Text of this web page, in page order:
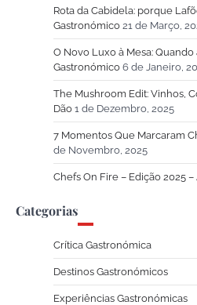
Rota da Cabidela: porque
Gastronómico 21 de Março,
O Novo Luxo à Mesa:
Gastronómico 6 de Janeiro,
The Mushroom Edit: Vinhos,
Dão 1 de Dezembro, 2025
7 Momentos Que Marcaram
de Novembro, 2025
Chefs On Fire – Edição 2025
Categorias
Crítica Gastronómica
Destinos Gastronómicos
Experiências Gastronómicas